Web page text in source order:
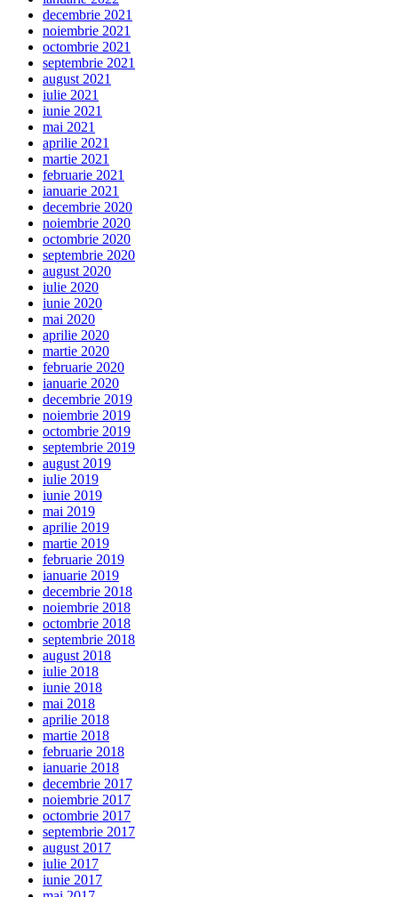
decembrie 2021
noiembrie 2021
octombrie 2021
septembrie 2021
august 2021
iulie 2021
iunie 2021
mai 2021
aprilie 2021
martie 2021
februarie 2021
ianuarie 2021
decembrie 2020
noiembrie 2020
octombrie 2020
septembrie 2020
august 2020
iulie 2020
iunie 2020
mai 2020
aprilie 2020
martie 2020
februarie 2020
ianuarie 2020
decembrie 2019
noiembrie 2019
octombrie 2019
septembrie 2019
august 2019
iulie 2019
iunie 2019
mai 2019
aprilie 2019
martie 2019
februarie 2019
ianuarie 2019
decembrie 2018
noiembrie 2018
octombrie 2018
septembrie 2018
august 2018
iulie 2018
iunie 2018
mai 2018
aprilie 2018
martie 2018
februarie 2018
ianuarie 2018
decembrie 2017
noiembrie 2017
octombrie 2017
septembrie 2017
august 2017
iulie 2017
iunie 2017